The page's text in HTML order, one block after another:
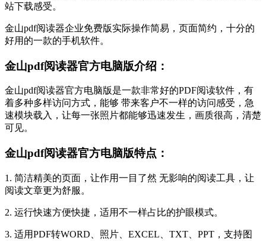
站下载感受。
金山pdf阅读器企业免费版实际操作简易，页面简约，十分的
好用的一款的手机软件。
金山pdf阅读器官方电脑版介绍：
金山pdf阅读器官方电脑版是一款非常好的PDF阅读软件，有
着多种多样访问方式，能够 带来客户不一样的访问感受，急
速模块载入，让每一张照片都能够迅速发生，画质很高，清楚
可见。
金山pdf阅读器官方电脑版特点：
1. 简洁精美的页面，让作用一目了然 无影响的阅读工具，让
阅读文章更为舒服。
2. 运行快速方便快捷，适用不一样占比的护眼模式。
3. 适用PDF转WORD、照片、EXCEL、TXT、PPT，支持图